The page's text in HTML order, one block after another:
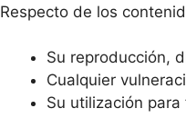
Respecto de los
Su reproducción,
Cualquier
Su utilización